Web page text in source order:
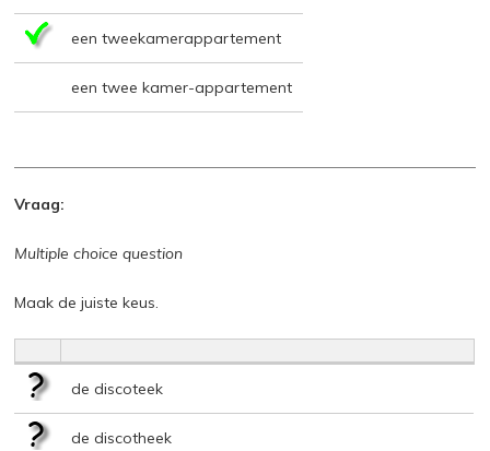
een tweekamerappartement
een twee kamer-appartement
Vraag:
Multiple choice question
Maak de juiste keus.
de discoteek
de discotheek